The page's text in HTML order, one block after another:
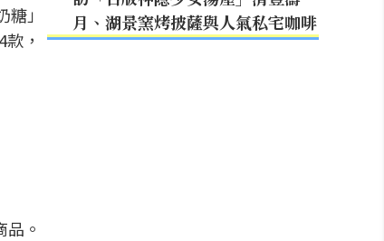
」
，
。
月、湖景窯烤披薩與人氣私宅咖啡